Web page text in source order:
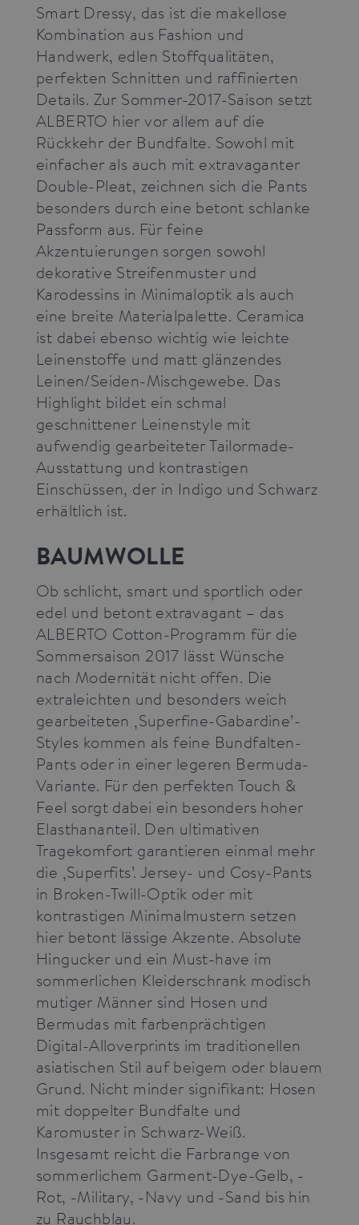
Smart Dressy, das ist die makellose
Kombination aus Fashion und
Handwerk, edlen Stoffqualitäten,
perfekten Schnitten und raffinierten
Details. Zur Sommer-2017-Saison setzt
ALBERTO hier vor allem auf die
Rückkehr der Bundfalte. Sowohl mit
einfacher als auch mit extravaganter
Double-Pleat, zeichnen sich die Pants
besonders durch eine betont schlanke
Passform aus. Für feine
Akzentuierungen sorgen sowohl
dekorative Streifenmuster und
Karodessins in Minimaloptik als auch
eine breite Materialpalette. Ceramica
ist dabei ebenso wichtig wie leichte
Leinenstoffe und matt glänzendes
Leinen/Seiden-Mischgewebe. Das
Highlight bildet ein schmal
geschnittener Leinenstyle mit
aufwendig gearbeiteter Tailormade-
Ausstattung und kontrastigen
Einschüssen, der in Indigo und Schwarz
erhältlich ist.
BAUMWOLLE
Ob schlicht, smart und sportlich oder
edel und betont extravagant – das
ALBERTO Cotton-Programm für die
Sommersaison 2017 lässt Wünsche
nach Modernität nicht offen. Die
extraleichten und besonders weich
gearbeiteten ‚Superfine-Gabardine’-
Styles kommen als feine Bundfalten-
Pants oder in einer legeren Bermuda-
Variante. Für den perfekten Touch &
Feel sorgt dabei ein besonders hoher
Elasthananteil. Den ultimativen
Tragekomfort garantieren einmal mehr
die ‚Superfits’. Jersey- und Cosy-Pants
in Broken-Twill-Optik oder mit
kontrastigen Minimalmustern setzen
hier betont lässige Akzente. Absolute
Hingucker und ein Must-have im
sommerlichen Kleiderschrank modisch
mutiger Männer sind Hosen und
Bermudas mit farbenprächtigen
Digital-Alloverprints im traditionellen
asiatischen Stil auf beigem oder blauem
Grund. Nicht minder signifikant: Hosen
mit doppelter Bundfalte und
Karomuster in Schwarz-Weiß.
Insgesamt reicht die Farbrange von
sommerlichem Garment-Dye-Gelb, -
Rot, -Military, -Navy und -Sand bis hin
zu Rauchblau.